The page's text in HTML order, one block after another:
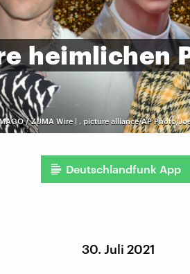
/ ZUMA Wire | , picture alliance/AP Photo/
heimlichen
Deutschlandfunk App
30. Juli 2021